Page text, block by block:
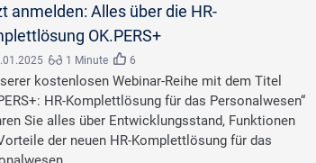
anmelden: Alles über die HR-
OK.PERS+
1 Minute 6
kostenlosen Webinar-Reihe mit dem Titel
HR-Komplettlösung für das Personalwesen“
Sie alles über Entwicklungsstand, Funktionen
der neuen HR-Komplettlösung für das